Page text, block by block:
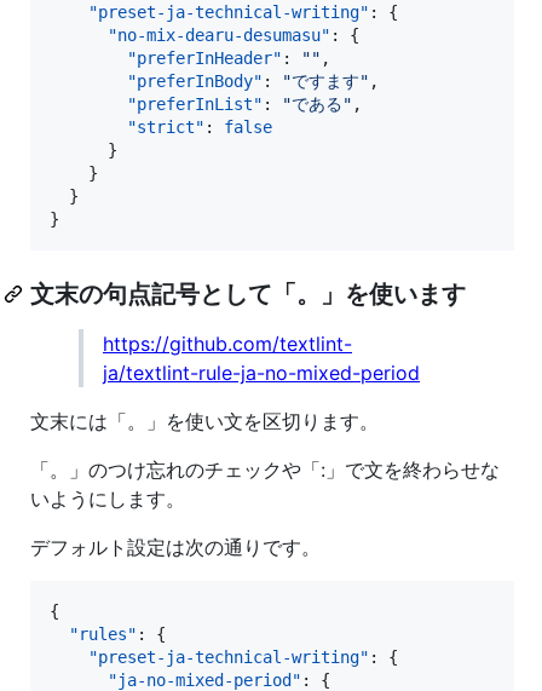
"preset-ja-technical-writing" : {
"no-mix-dearu-desumasu" : {
"preferInHeader" : "" ,
"preferInBody" : "ですます" ,
"preferInList" : "である" ,
"strict" : false
      }
    }
  }
}
文末の句点記号として「。」を使います
https://github.com/textlint-
ja/textlint-rule-ja-no-mixed-period
文末には「。」を使い文を区切ります。
「。」のつけ忘れのチェックや「:」で文を終わらせな
いようにします。
デフォルト設定は次の通りです。
{
"rules" : {
"preset-ja-technical-writing" : {
"ja-no-mixed-period" : {